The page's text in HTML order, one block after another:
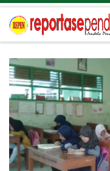
reportasependidikan.com –
siswa di bulan ramadhan,
selama kegiatan pesantren
guru agama
siswanya diajarkan […]